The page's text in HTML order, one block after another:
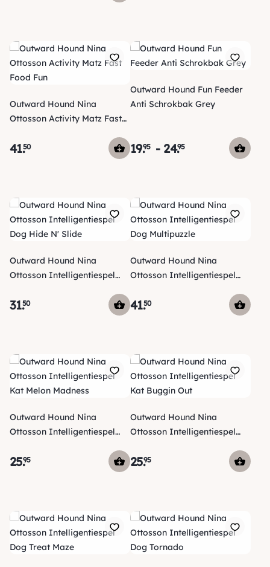
Outward Hound Nina
Ottosson Activity Matz Fast
41.50
Outward Hound Fun Feeder
Anti Schrokbak Grey
19.95 - 24.95
Outward Hound Nina
Ottosson Intelligentiespel
31.50
Outward Hound Nina
Ottosson Intelligentiespel
41.50
Outward Hound Nina
Ottosson Intelligentiespel
25.95
Outward Hound Nina
Ottosson Intelligentiespel
25.95